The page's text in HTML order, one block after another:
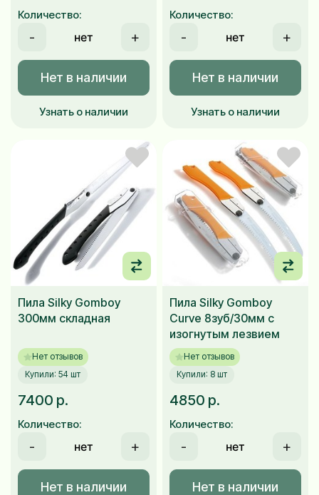
Количество:
- +
Нет в наличии
Узнать о наличии
Количество:
- +
Нет в наличии
Узнать о наличии
Пила Silky Gomboy
300мм складная
Нет отзывов
Купили: 54 шт
7400 р.
Количество:
- +
Нет в наличии
Пила Silky Gomboy
Curve 8зуб/30мм с
изогнутым лезвием
Нет отзывов
Купили: 8 шт
4850 р.
Количество:
- +
Нет в наличии